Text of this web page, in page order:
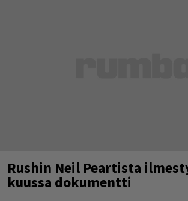
Rushin Neil Peartista
kuussa dokumentti